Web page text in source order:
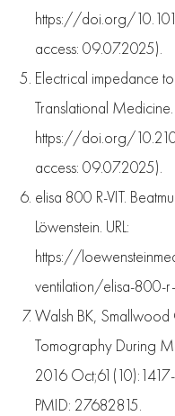
https://doi.org/
access: 09.07.2025).
Electrical impedance
Translational
https://doi.org/
access: 09.07.2025).
elisa 800 R-VIT.
Löwenstein. URL:
https://
ventilation/elisa-800-
Walsh BK, Smallwood
Tomography During
2016
PMID: 27682815.